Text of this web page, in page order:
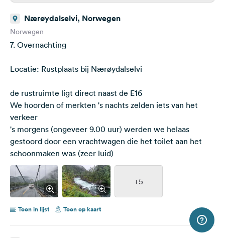
Nærøydalselvi, Norwegen
Norwegen
7. Overnachting
Locatie: Rustplaats bij Nærøydalselvi
de rustruimte ligt direct naast de E16
We hoorden of merkten 's nachts zelden iets van het
verkeer
's morgens (ongeveer 9.00 uur) werden we helaas
gestoord door een vrachtwagen die het toilet aan het
schoonmaken was (zeer luid)
+5
Toon in lijst Toon op kaart